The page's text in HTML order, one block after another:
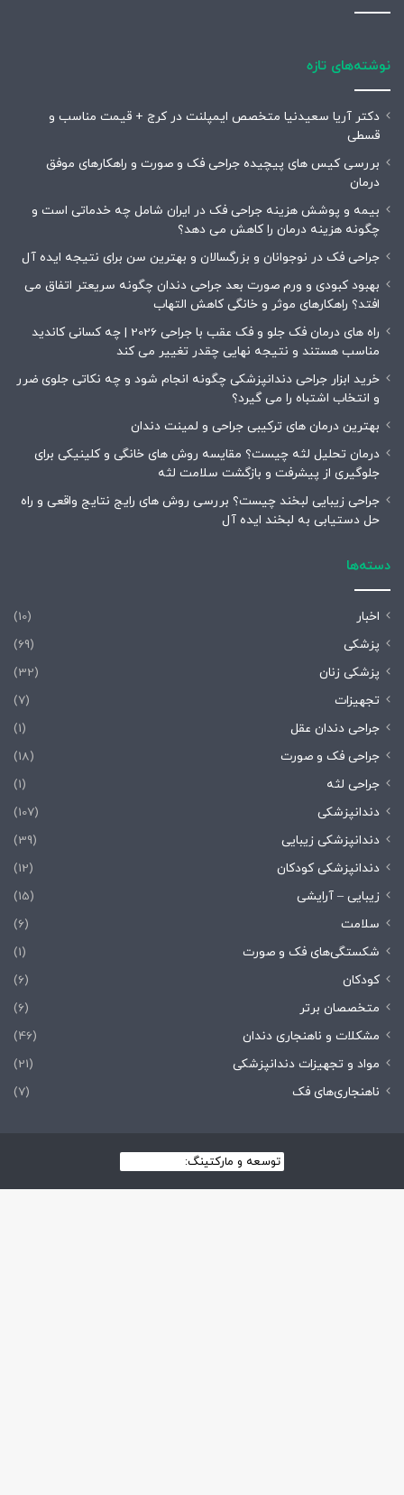
نوشته‌های تازه
دکتر آریا سعیدنیا متخصص ایمپلنت در کرج + قیمت مناسب و
قسطی
بررسی کیس های پیچیده جراحی فک و صورت و راهکارهای موفق
درمان
بیمه و پوشش هزینه جراحی فک در ایران شامل چه خدماتی است و
چگونه هزینه درمان را کاهش می دهد؟
جراحی فک در نوجوانان و بزرگسالان و بهترین سن برای نتیجه ایده آل
بهبود کبودی و ورم صورت بعد جراحی دندان چگونه سریعتر اتفاق می
افتد؟ راهکارهای موثر و خانگی کاهش التهاب
راه های درمان فک جلو و فک عقب با جراحی 2026 | چه کسانی کاندید
مناسب هستند و نتیجه نهایی چقدر تغییر می کند
خرید ابزار جراحی دندانپزشکی چگونه انجام شود و چه نکاتی جلوی ضرر
و انتخاب اشتباه را می گیرد؟
بهترین درمان های ترکیبی جراحی و لمینت دندان
درمان تحلیل لثه چیست؟ مقایسه روش های خانگی و کلینیکی برای
جلوگیری از پیشرفت و بازگشت سلامت لثه
جراحی زیبایی لبخند چیست؟ بررسی روش های رایج نتایج واقعی و راه
حل دستیابی به لبخند ایده آل
دسته‌ها
اخبار
(10)
پزشکی
(69)
پزشکی زنان
(32)
تجهیزات
(7)
جراحی دندان عقل
(1)
جراحی فک و صورت
(18)
جراحی لثه
(1)
دندانپزشکی
(107)
دندانپزشکی زیبایی
(39)
دندانپزشکی کودکان
(12)
زیبایی – آرایشی
(15)
سلامت
(6)
شکستگی‌های فک و صورت
(1)
کودکان
(6)
متخصصان برتر
(6)
مشکلات و ناهنجاری دندان
(46)
مواد و تجهیزات دندانپزشکی
(21)
ناهنجاری‌های فک
(7)
توسعه و مارکتینگ: